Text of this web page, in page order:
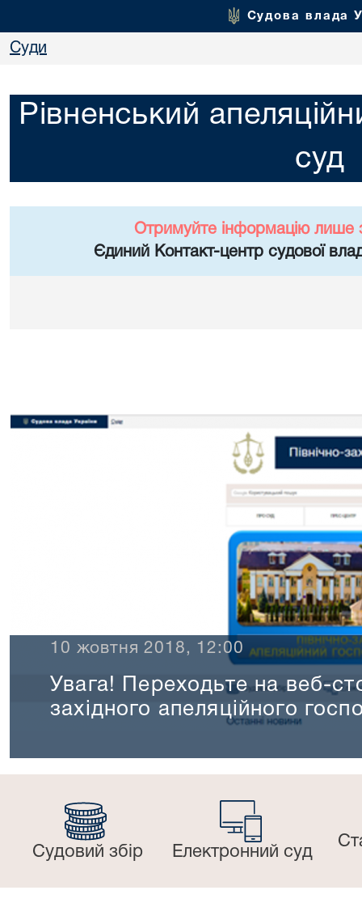
Судова влада
Суди
Рівненський
суд
Отримуйте інформацію лише
Єдиний Контакт-центр судової
10 жовтня 2018, 12:00
Увага! Переходьте на веб-
західного апеляційного
Судовий збір Електронний суд